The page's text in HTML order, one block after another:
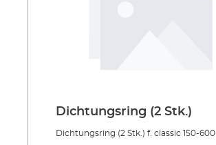
Dichtungsring (2 Stk.)
Dichtungsring (2 Stk.) f. classic 150-600